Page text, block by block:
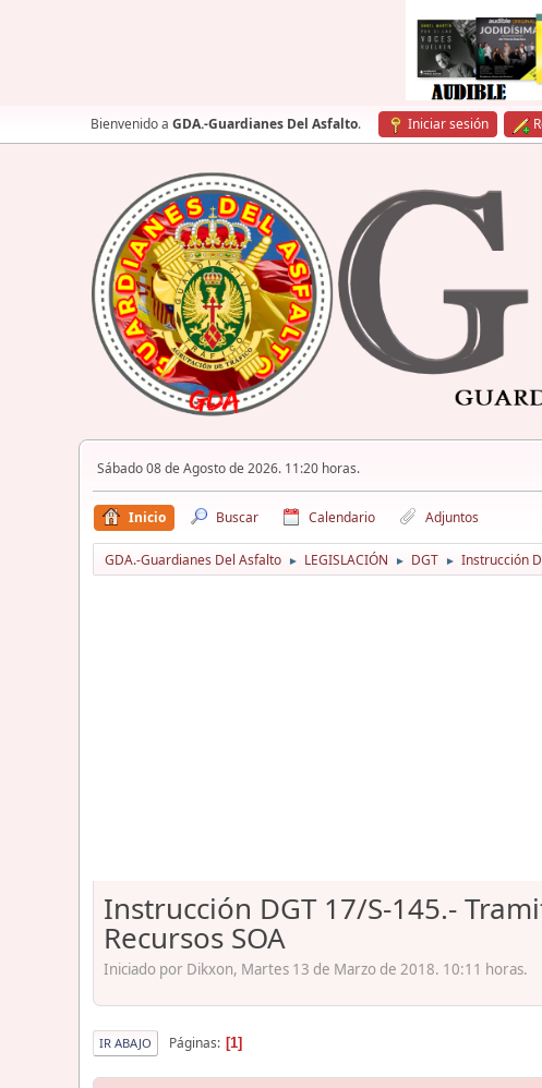
Bienvenido a GDA.-Guardianes Del Asfalto. Iniciar sesión
Sábado 08 de Agosto de 2026. 11:20 horas.
Inicio Buscar Calendario Adjuntos
GDA.-Guardianes Del Asfalto ► LEGISLACIÓN ► DGT ► Instrucción
Instrucción DGT 17/S-145.-
Recursos SOA
Iniciado por Dikxon, Martes 13 de Marzo de 2018. 10:11 horas.
IR ABAJO Páginas 1